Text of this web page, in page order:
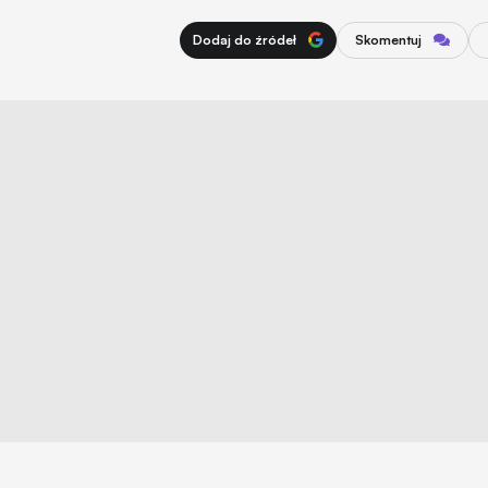
Dodaj do źródeł Skomentuj